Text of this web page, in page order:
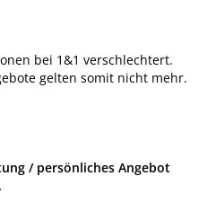
bei 1&1 verschlechtert.
gelten somit nicht mehr.
/ persönliches Angebot